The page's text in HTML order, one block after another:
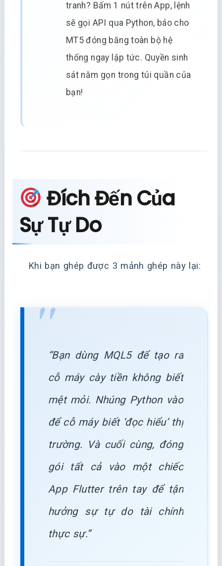
tranh? Bấm 1 nút trên App, lệnh
sẽ gọi API qua Python, báo cho
MT5 đóng băng toàn bộ hệ
thống ngay lập tức. Quyền sinh
sát nằm gọn trong túi quần của
bạn!
Đích Đến Của
Sự Tự Do
Khi bạn ghép được 3 mảnh ghép này lại:
“Bạn dùng MQL5 để tạo ra
cỗ máy cày tiền không biết
mệt mỏi. Nhúng Python vào
để cỗ máy biết ‘đọc hiểu’ thị
trường. Và cuối cùng, đóng
gói tất cả vào một chiếc
App Flutter trên tay để tận
hưởng sự tự do tài chính
thực sự.”